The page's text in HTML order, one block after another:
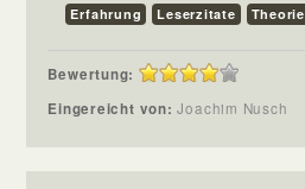
Erfahrung
Leserzitate Theorie
Bewertung:
Eingereicht von:Joachim Nusch